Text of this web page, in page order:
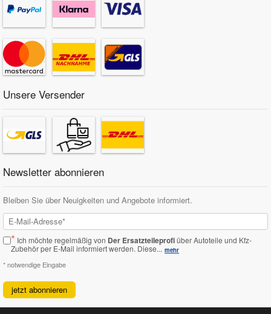
Unsere Versender
Newsletter abonnieren
Bleiben Sie über Neuigkeiten und Angebote informiert.
* Ich möchte regelmäßig von Der Ersatzteileprofiüber Autoteile und Kfz-
Zubehör per E-Mail informiert werden. Diese... mehr
* notwendige Eingabe
jetzt abonnieren